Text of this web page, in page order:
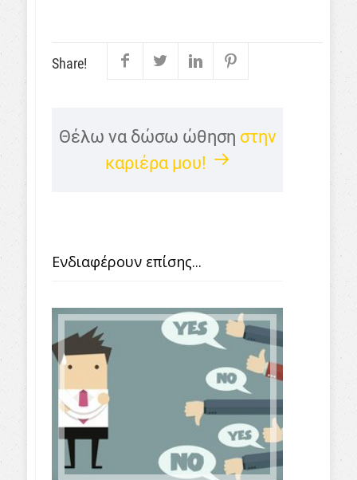
Share!
Θέλω να δώσω ώθηση στην
καριέρα μου!
Ενδιαφέρουν επίσης...